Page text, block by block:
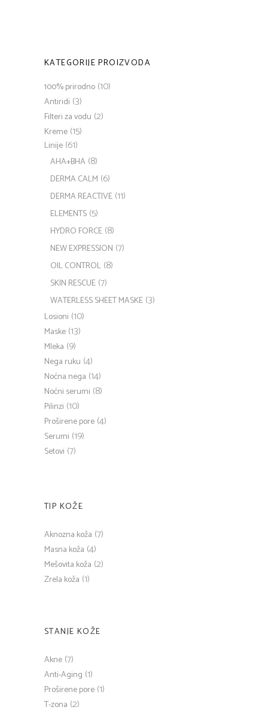
KATEGORIJE PROIZVODA
100% prirodno (10)
Antiridi (3)
Filteri za vodu (2)
Kreme (15)
Linije (61)
AHA+BHA (8)
DERMA CALM (6)
DERMA REACTIVE (11)
ELEMENTS (5)
HYDRO FORCE (8)
NEW EXPRESSION (7)
OIL CONTROL (8)
SKIN RESCUE (7)
WATERLESS SHEET MASKE (3)
Losioni (10)
Maske (13)
Mleka (9)
Nega ruku (4)
Noćna nega (14)
Noćni serumi (8)
Pilinzi (10)
Proširene pore (4)
Serumi (19)
Setovi (7)
TIP KOŽE
Aknozna koža (7)
Masna koža (4)
Mešovita koža (2)
Zrela koža (1)
STANJE KOŽE
Akne (7)
Anti-Aging (1)
Proširene pore (1)
T-zona (2)